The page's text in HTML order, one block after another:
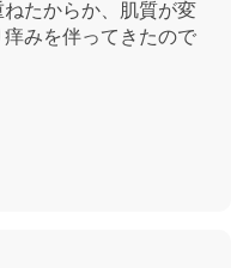
たからか、肌質が変
みを伴ってきたので